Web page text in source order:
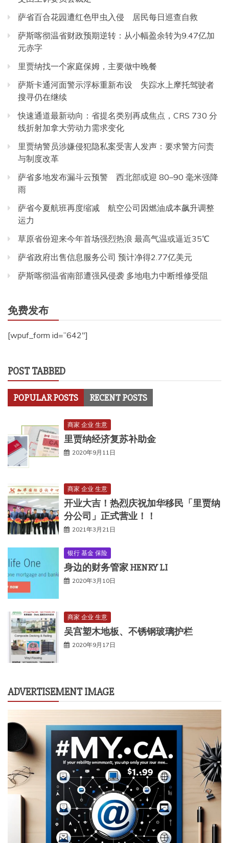
萨省百合花园遭红色甲虫入侵 居民每日巡查自救
萨斯喀彻温省财政预期逆转：从小幅盈余转为9.47亿加
元赤字
里贾纳找一个家庭保姆，主要做中晚餐
萨斯卡通河面警示浮标重新布设 失踪水上摩托驾驶者
搜寻仍在继续
快速通道最新动向：省提名类别再成焦点，CRS 730 分
线折射加拿大劳动力需求变化
里贾纳警员涉嫌侵犯隐私案受害人发声：要求警方问责
与制度改革
萨省多地发布漏斗云预警 西北部或迎 80–90 毫米强降
雨
萨省今夏航班再度缩减 航空公司因燃油成本飙升调整
运力
草原省份迎来今年首场强烈热浪 最高气温或逼近35℃
萨省政府出售信息服务公司 预计净得2.77亿美元
萨斯喀彻温省南部遭强风侵袭 多地电力中断维修受阻
免费发布
[wpuf_form id=”642″]
POST TABBED
POPULAR POSTS RECENT POSTS
商家 企业 生意
里贾纳经济复苏补助金
2020年9月11日
商家 企业 生意
开业大吉！热烈庆祝加华移民「里贾纳
分公司」正式营业！！
2021年3月21日
银行 基金 保险
身边的财务管家 HENRY LI
2020年3月10日
商家 企业 生意
吴宫塑木地板、不锈钢玻璃护栏
2020年9月17日
ADVERTISEMENT IMAGE